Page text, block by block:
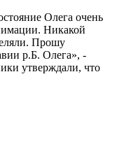
Олега очень
Никакой
Прошу
р.Б. Олега», -
утверждали, что